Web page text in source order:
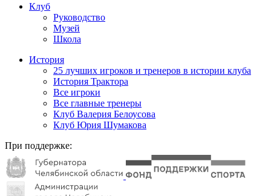
Клуб
Руководство
Музей
Школа
История
25 лучших игроков и тренеров в истории клуба
История Трактора
Все игроки
Все главные тренеры
Клуб Валерия Белоусова
Клуб Юрия Шумакова
При поддержке: